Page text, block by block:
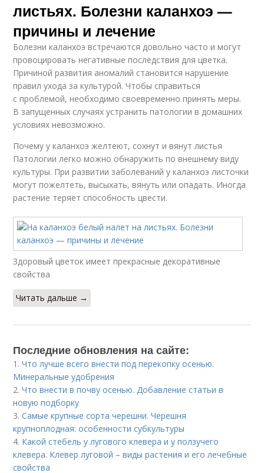
листьях. Болезни каланхоэ —
причины и лечение
Болезни каланхоэ встречаются довольно часто и могут
провоцировать негативные последствия для цветка.
Причиной развития аномалий становится нарушение
правил ухода за культурой. Чтобы справиться
с проблемой, необходимо своевременно принять меры.
В запущенных случаях устранить патологии в домашних
условиях невозможно.
Почему у каланхоэ желтеют, сохнут и вянут листья
Патологии легко можно обнаружить по внешнему виду
культуры. При развитии заболеваний у каланхоэ листочки
могут пожелтеть, высыхать, вянуть или опадать. Иногда
растение теряет способность цвести.
Здоровый цветок имеет прекрасные декоративные
свойства
Читать дальше →
Последние обновления на сайте:
1.Что лучше всего внести под перекопку осенью.
Минеральные удобрения
2.Что внести в почву осенью. Добавление статьи в
новую подборку
3.Самые крупные сорта черешни. Черешня
крупноплодная: особенности субкультуры
4. Какой стебель у лугового клевера и у ползучего
клевера. Клевер луговой – виды растения и его лечебные
свойства